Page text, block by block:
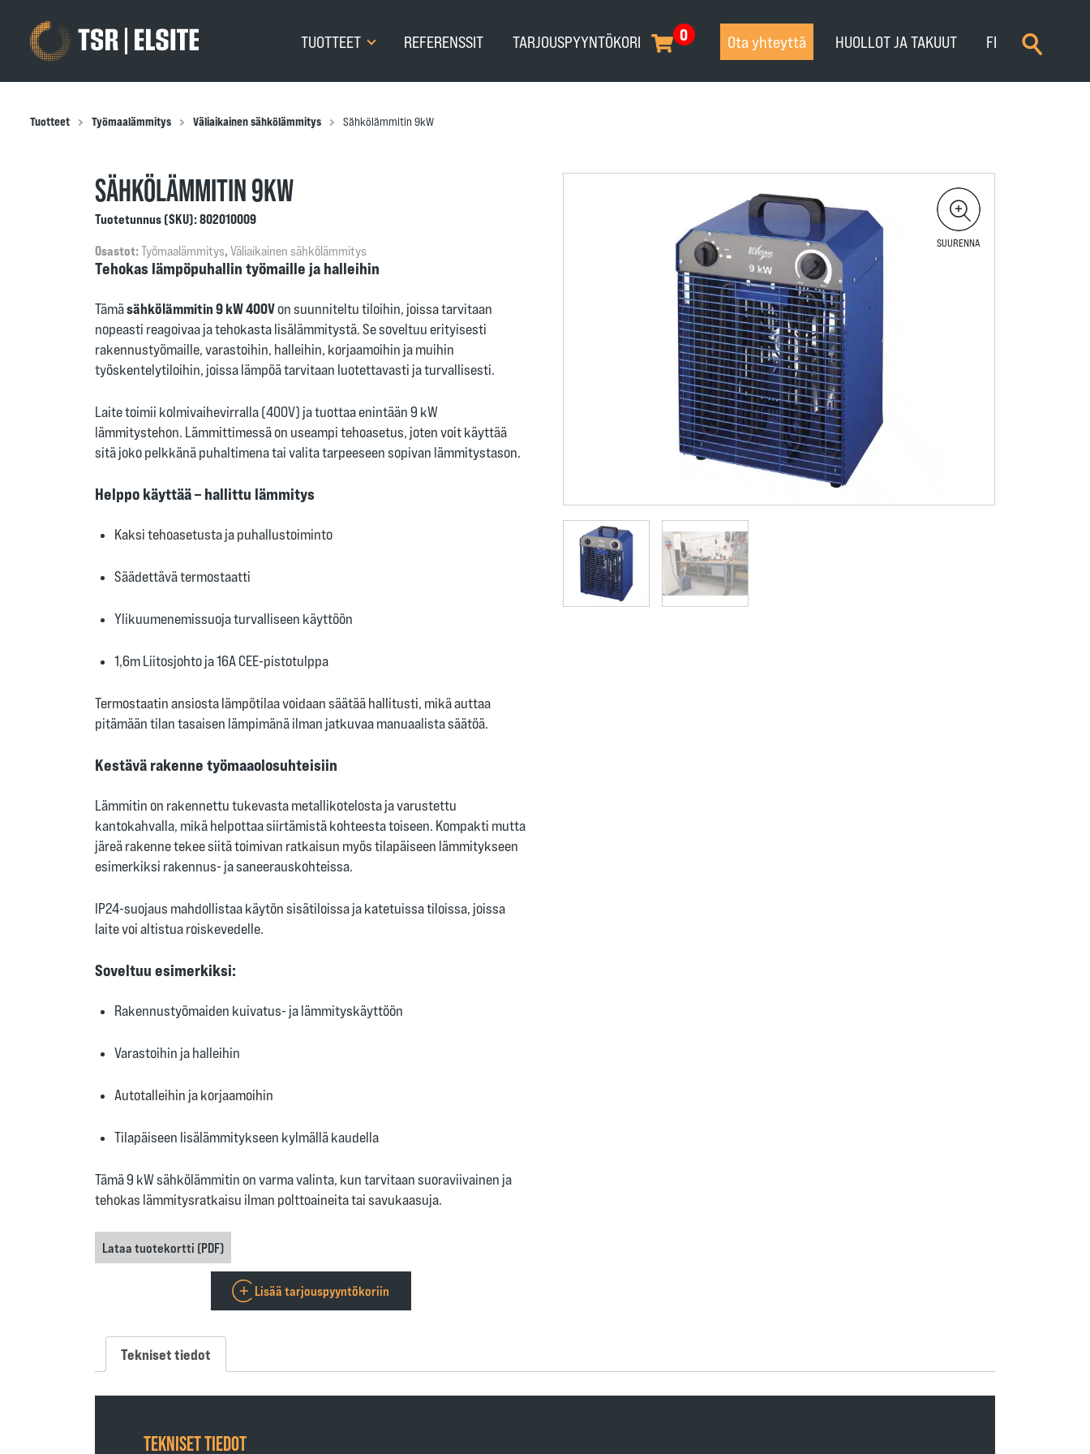
TUOTTEET REFERENSSIT 0
TARJOUSPYYNTÖKORI Ota yhteyttä HUOLLOT JA TAKUUT FI
Tuotteet Työmaalämmitys Väliaikainen sähkölämmitys Sähkölämmitin 9kW
SÄHKÖLÄMMITIN 9KW
Tehokas lämpöpuhallin työmaille ja halleihin
Tämäsähkölämmitin 9 kW 400Von suunniteltu tiloihin, joissa tarvitaan
nopeasti reagoivaa ja tehokasta lisälämmitystä. Se soveltuu erityisesti
rakennustyömaille, varastoihin, halleihin, korjaamoihin ja muihin
työskentelytiloihin, joissa lämpöä tarvitaan luotettavasti ja turvallisesti.
Laite toimii kolmivaihevirralla (400V) ja tuottaa enintään 9 kW
lämmitystehon. Lämmittimessä on useampi tehoasetus, joten voit käyttää
sitä joko pelkkänä puhaltimena tai valita tarpeeseen sopivan lämmitystason.
Helppo käyttää – hallittu lämmitys
Kaksi tehoasetusta ja puhallustoiminto
Säädettävä termostaatti
Ylikuumenemissuoja turvalliseen käyttöön
1,6m Liitosjohto ja 16A CEE-pistotulppa
Termostaatin ansiosta lämpötilaa voidaan säätää hallitusti, mikä auttaa
pitämään tilan tasaisen lämpimänä ilman jatkuvaa manuaalista säätöä.
Kestävä rakenne työmaaolosuhteisiin
Lämmitin on rakennettu tukevasta metallikotelosta ja varustettu
kantokahvalla, mikä helpottaa siirtämistä kohteesta toiseen. Kompakti mutta
järeä rakenne tekee siitä toimivan ratkaisun myös tilapäiseen lämmitykseen
esimerkiksi rakennus- ja saneerauskohteissa.
IP24-suojaus mahdollistaa käytön sisätiloissa ja katetuissa tiloissa, joissa
laite voi altistua roiskevedelle.
Soveltuu esimerkiksi:
Rakennustyömaiden kuivatus- ja lämmityskäyttöön
Varastoihin ja halleihin
Autotalleihin ja korjaamoihin
Tilapäiseen lisälämmitykseen kylmällä kaudella
Tämä 9 kW sähkölämmitin on varma valinta, kun tarvitaan suoraviivainen ja
tehokas lämmitysratkaisu ilman polttoaineita tai savukaasuja.
Lisää tarjouspyyntökoriin
Tuotetunnus (SKU):802010009
Osastot: Työmaalämmitys, Väliaikainen sähkölämmitys
Lataa tuotekortti (PDF)
Tekniset tiedot
TEKNISET TIEDOT